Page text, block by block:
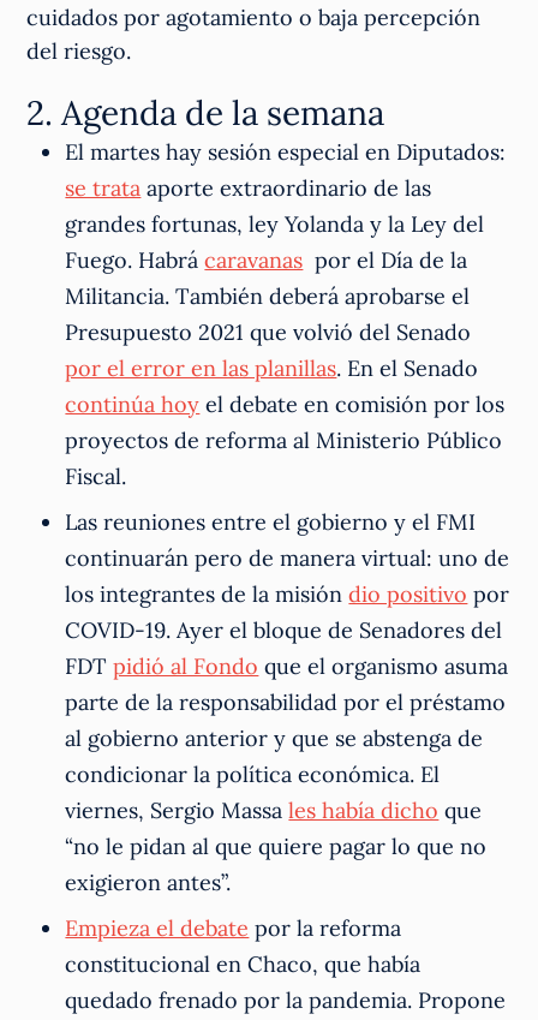
cuidados por agotamiento o baja percepción
del riesgo.
2. Agenda de la semana
El martes hay sesión especial en Diputados:
se trata aporte extraordinario de las
grandes fortunas, ley Yolanda y la Ley del
Fuego. Habrácaravanas por el Día de la
Militancia. También deberá aprobarse el
Presupuesto 2021 que volvió del Senado
por el error en las planillas. En el Senado
continúa hoy el debate en comisión por los
proyectos de reforma al Ministerio Público
Fiscal.
Las reuniones entre el gobierno y el FMI
continuarán pero de manera virtual: uno de
los integrantes de la misióndio positivo por
COVID-19. Ayer el bloque de Senadores del
FDTpidió al Fondo que el organismo asuma
parte de la responsabilidad por el préstamo
al gobierno anterior y que se abstenga de
condicionar la política económica. El
viernes, Sergio Massales había dicho que
“no le pidan al que quiere pagar lo que no
exigieron antes”.
Empieza el debate por la reforma
constitucional en Chaco, que había
quedado frenado por la pandemia. Propone